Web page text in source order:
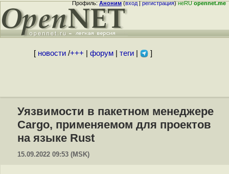
Профиль:Аноним(вход|регистрация)неRUopennet.me
[ новости/+++ форум| теги| ]
Уязвимости в пакетном менеджере
Cargo, применяемом для проектов
на языке Rust
15.09.2022 09:53 (MSK)